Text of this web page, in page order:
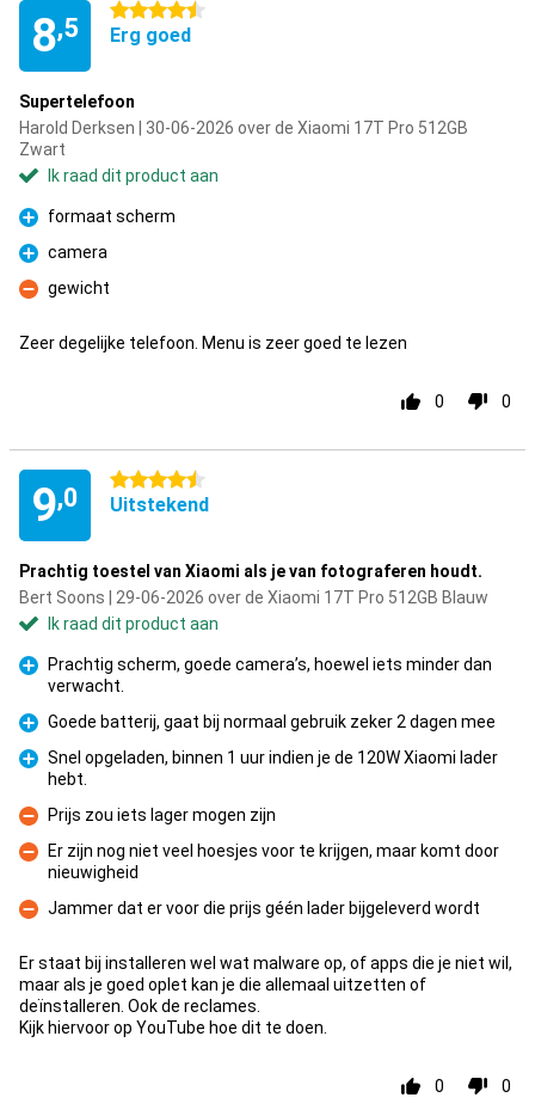
8,5
4.5 sterren
Erg goed
Supertelefoon
Harold Derksen | 30-06-2026 over de Xiaomi 17T Pro 512GB
Zwart
Ik raad dit product aan
Pluspunt
formaat scherm
Pluspunt
camera
Minpunt
gewicht
Zeer degelijke telefoon. Menu is zeer goed te lezen
0 0
9,0
4.5 sterren
Uitstekend
Prachtig toestel van Xiaomi als je van fotograferen houdt.
Bert Soons | 29-06-2026 over de Xiaomi 17T Pro 512GB Blauw
Ik raad dit product aan
Pluspunt
Prachtig scherm, goede camera’s, hoewel iets minder dan
verwacht.
Pluspunt
Goede batterij, gaat bij normaal gebruik zeker 2 dagen mee
Pluspunt
Snel opgeladen, binnen 1 uur indien je de 120W Xiaomi lader
hebt.
Minpunt
Prijs zou iets lager mogen zijn
Minpunt
Er zijn nog niet veel hoesjes voor te krijgen, maar komt door
nieuwigheid
Minpunt
Jammer dat er voor die prijs géén lader bijgeleverd wordt
Er staat bij installeren wel wat malware op, of apps die je niet wil,
maar als je goed oplet kan je die allemaal uitzetten of
deïnstalleren. Ook de reclames.
Kijk hiervoor op YouTube hoe dit te doen.
0 0